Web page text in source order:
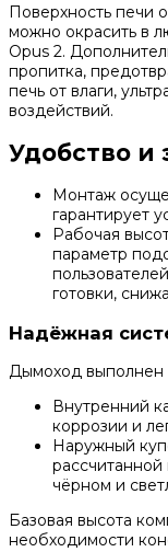
Поверхность печи
можно окрасить в
Opus 2.
пропитка,
печь от влаги,
воздействий.
Удобство и
Монтаж
гарантирует
Рабочая
параметр
готовки,
Надёжная
Дымоход выполнен
Внутренний
коррозии и
Наружный
чёрном и
Базовая высота
необходимости